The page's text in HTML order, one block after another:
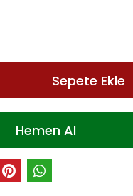
Sepete Ekle
Hemen Al